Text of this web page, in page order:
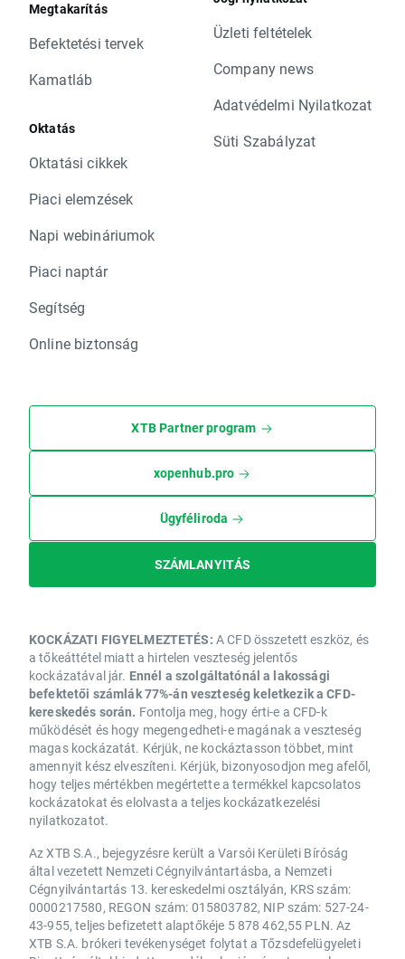
Megtakarítás
Befektetési tervek
Kamatláb
Oktatás
Oktatási cikkek
Piaci elemzések
Napi webináriumok
Piaci naptár
Segítség
Online biztonság
Üzleti feltételek
Company news
Adatvédelmi Nyilatkozat
Süti Szabályzat
XTB Partner program
xopenhub.pro
Ügyféliroda
SZÁMLANYITÁS
KOCKÁZATI FIGYELMEZTETÉS: A CFD összetett eszköz, és
a tőkeáttétel miatt a hirtelen veszteség jelentős
kockázatával jár. Ennél a szolgáltatónál a lakossági
befektetői számlák 77%-án veszteség keletkezik a CFD-
kereskedés során. Fontolja meg, hogy érti-e a CFD-k
működését és hogy megengedheti-e magának a veszteség
magas kockázatát. Kérjük, ne kockáztasson többet, mint
amennyit kész elveszíteni. Kérjük, bizonyosodjon meg afelől,
hogy teljes mértékben megértette a termékkel kapcsolatos
kockázatokat és elolvasta a teljes kockázatkezelési
nyilatkozatot.
Az XTB S.A., bejegyzésre került a Varsói Kerületi Bíróság
által vezetett Nemzeti Cégnyilvántartásba, a Nemzeti
Cégnyilvántartás 13. kereskedelmi osztályán, KRS szám:
0000217580, REGON szám: 015803782, NIP szám: 527-24-
43-955, teljes befizetett alaptőkéje 5 878 462,55 PLN. Az
XTB S.A. brókeri tevékenységet folytat a Tőzsdefelügyeleti